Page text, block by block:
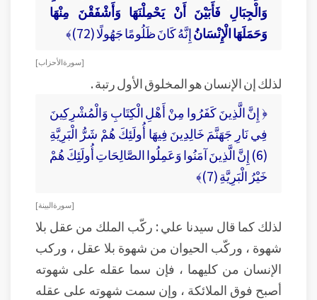
وَالْجِبَالِ فَأَبَيْنَ أَنْ يَحْمِلْنَهَا وَأَشْفَقْنَ مِنْهَا
وَحَمَلَهَا الْإِنْسَانُإِنَّهُ كَانَ ظَلُومًا جَهُولًا (72)﴾
[ سورة الأحزاب ]
لذلك إن الإنسان هو المخلوق الأول رتبة .
﴿ إِنَّ الَّذِينَ كَفَرُوا مِنْ أَهْلِ الْكِتَابِ وَالْمُشْرِكِينَ
فِي نَارِ جَهَنَّمَ خَالِدِينَ فِيهَا أُولَئِكَ هُمْ شَرُّ الْبَرِيَّةِ
(6) إِنَّ الَّذِينَ آمَنُوا وَعَمِلُوا الصَّالِحَاتِ أُولَئِكَ هُمْ
خَيْرُ الْبَرِيَّةِ (7)﴾
[ سورة البينة ]
لذلك كما قال سيدنا علي : ركّب الملك من عقل بلا
شهوة ، وركّب الحيوان من شهوة بلا عقل ، وركب
الإنسان من كليهما ، فإن سما عقله على شهوته
أصبح فوق الملائكة ، وإن سمت شهوته على عقله